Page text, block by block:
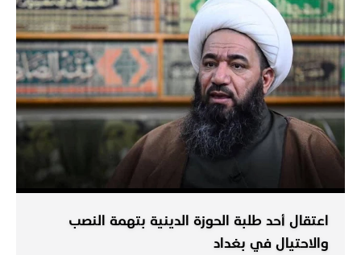
اعتقال أحد طلبة الحوزة الدينية بتهمة النصب
والاحتيال في بغداد